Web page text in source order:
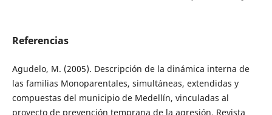
Referencias
Agudelo, M. (2005). Descripción de la dinámica interna de
las familias Monoparentales, simultáneas, extendidas y
compuestas del municipio de Medellín, vinculadas al
proyecto de prevención temprana de la agresión. Revista